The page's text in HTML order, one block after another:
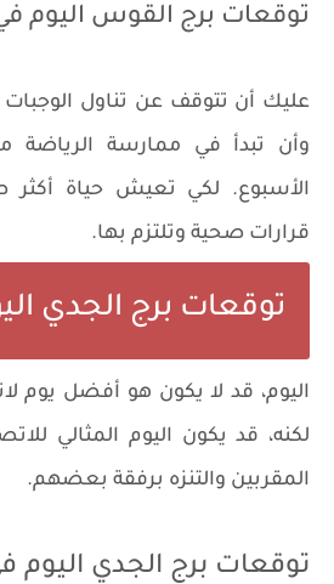
توقعات برج القوس اليوم
عليك أن تتوقف عن تناول الوجبات
وأن تبدأ في ممارسة الرياضة
الأسبوع. لكي تعيش حياة أكثر
قرارات صحية وتلتزم بها.
توقعات برج الجدي
اليوم، قد لا يكون هو أفضل يوم
لكنه، قد يكون اليوم المثالي
المقربين والتنزه برفقة بعضهم.
توقعات برج الجدي اليوم